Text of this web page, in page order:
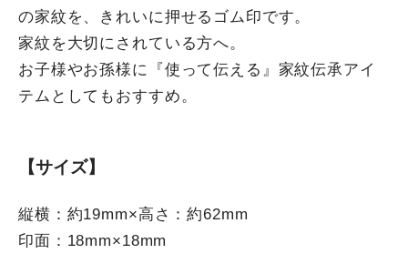
の家紋を、きれいに押せるゴム印です。
家紋を大切にされている方へ。
お子様やお孫様に『使って伝える』家紋伝承アイ
テムとしてもおすすめ。
【サイズ】
縦横：約19mm×高さ：約62mm
印面：18mm×18mm